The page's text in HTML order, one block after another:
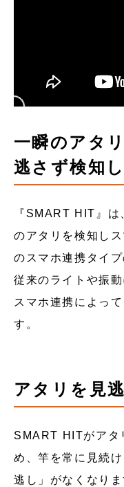
一瞬のアタ
逃さず検知
『SMART HIT』
のアタリを検知し
のスマホ連携タイ
従来のライトや振
スマホ連携によっ
す。
アタリを見
SMART HITがアタ
め、竿を常に見続
逃し」がなくなりま